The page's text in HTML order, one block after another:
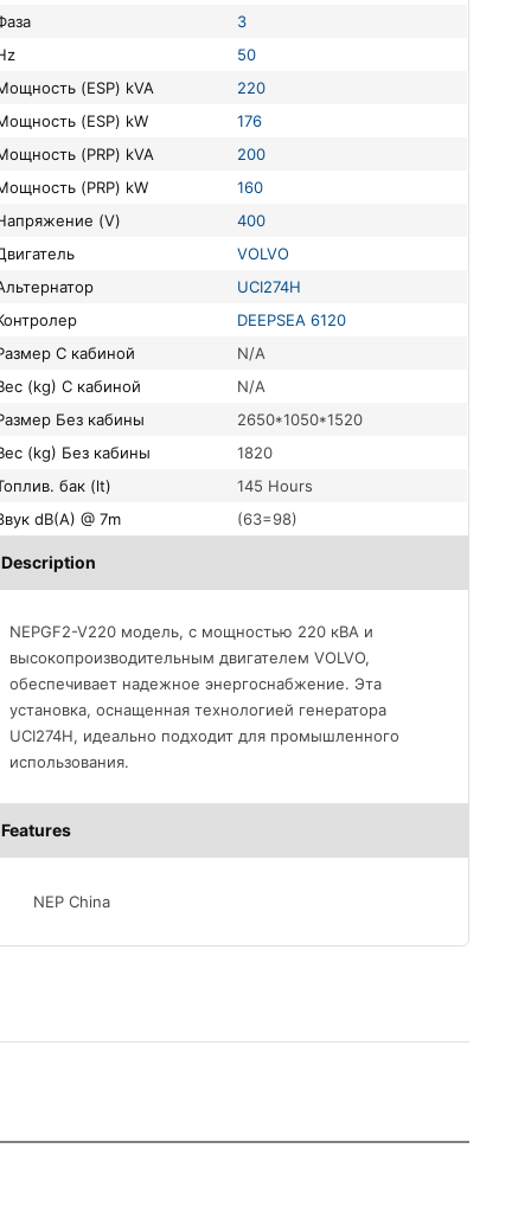
Фаза
3
Hz
50
Мощность (ESP) kVA
220
Мощность (ESP) kW
176
Мощность (PRP) kVA
200
Мощность (PRP) kW
160
Напряжение (V)
400
Двигатель
VOLVO
Альтернатор
UCI274H
Контролер
DEEPSEA 6120
Размер С кабиной
N/A
Вес (kg) С кабиной
N/A
Размер Без кабины
2650*1050*1520
Вес (kg) Без кабины
1820
Топлив. бак (lt)
145 Hours
Звук dB(A) @ 7m
(63=98)
Description
NEPGF2-V220 модель, с мощностью 220 кВА и
высокопроизводительным двигателем VOLVO,
обеспечивает надежное энергоснабжение. Эта
установка, оснащенная технологией генератора
UCI274H, идеально подходит для промышленного
использования.
Features
NEP China